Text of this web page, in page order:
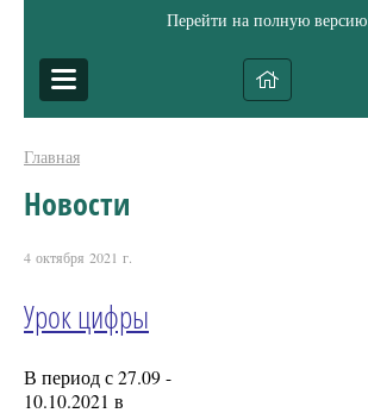
Перейти на полную версию
Главная
Новости
4 октября 2021 г.
Урок цифры
В период с 27.09 -
10.10.2021 в